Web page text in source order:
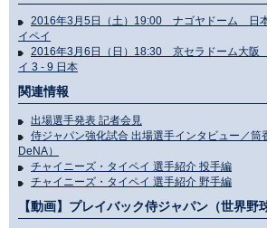
2016年3月5日（土）19:00 ナゴヤドーム 日
イペイ
2016年3月6日（日）18:30 京セラドーム大阪
イ 3 - 9 日本
関連情報
出場選手発表 記者会見
侍ジャパン強化試合 出場選手インタビュー／筒
DeNA）
チャイニーズ・タイペイ 選手紹介 投手編
チャイニーズ・タイペイ 選手紹介 野手編
【動画】プレイバック侍ジャパン（世界野